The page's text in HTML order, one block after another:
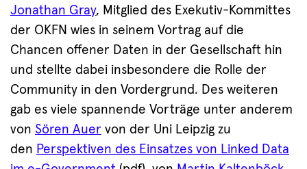
Jonathan Gray, Mitglied des Exekutiv-Kommittes
der OKFN wies in seinem Vortrag auf die
Chancen offener Daten in der Gesellschaft hin
und stellte dabei insbesondere die Rolle der
Community in den Vordergrund. Des weiteren
gab es viele spannende Vorträge unter anderem
von Sören Auer von der Uni Leipzig zu
den Perspektiven des Einsatzes von Linked Data